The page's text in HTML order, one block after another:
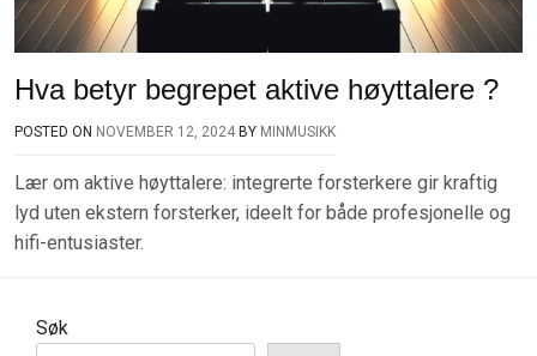
Hva betyr begrepet aktive høyttalere ?
POSTED ON NOVEMBER 12, 2024 BY MINMUSIKK
Lær om aktive høyttalere: integrerte forsterkere gir kraftig
lyd uten ekstern forsterker, ideelt for både profesjonelle og
hifi-entusiaster.
Søk